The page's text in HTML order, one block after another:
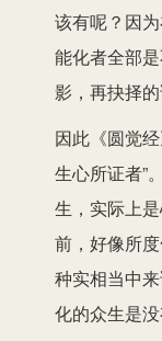
该有呢？因
能化者全部
影，再抉择的
因此《圆觉
生心所证者”
生，实际上
前，好像所
种实相当中
化的众生是没